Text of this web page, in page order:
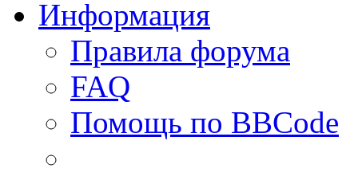
Информация
Правила форума
FAQ
Помощь по BBCode